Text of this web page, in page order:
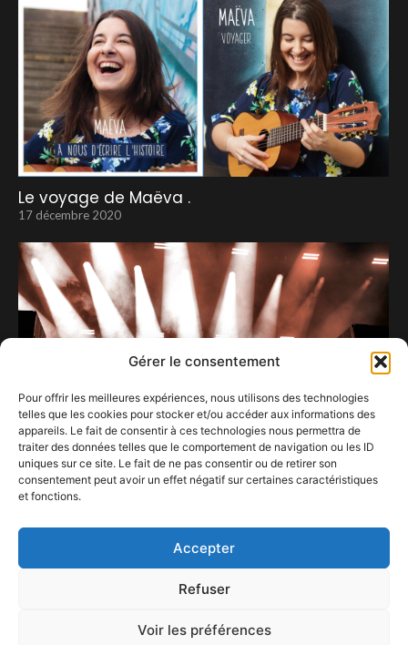
Gérer le consentement
Pour offrir les meilleures expériences, nous utilisons des technologies
telles que les cookies pour stocker et/ou accéder aux informations des
appareils. Le fait de consentir à ces technologies nous permettra de
traiter des données telles que le comportement de navigation ou les ID
uniques sur ce site. Le fait de ne pas consentir ou de retirer son
consentement peut avoir un effet négatif sur certaines caractéristiques
et fonctions.
Accepter
Refuser
Voir les préférences
Le voyage de Maëva .
17 décembre 2020
5 août 2025